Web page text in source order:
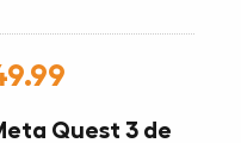
Quest 3 de